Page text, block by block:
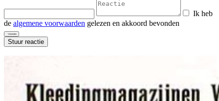
Ik heb
de algemene voorwaarden gelezen en akkoord bevonden